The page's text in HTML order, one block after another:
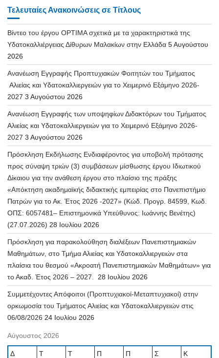
Τελευταίες Ανακοινώσεις σε Τίτλους
Βίντεο του έργου OPTIMA σχετικά με τα χαρακτηριστικά της
Υδατοκαλλιέργειας Δίθυρων Μαλακίων στην Ελλάδα 5 Αυγούστου
2026
Ανανέωση Εγγραφής Προπτυχιακών Φοιτητών του Τμήματος
Αλιείας και Υδατοκαλλιεργειών για το Χειμερινό Εξάμηνο 2026-
2027 3 Αυγούστου 2026
Ανανέωση Εγγραφής των υποψηφίων Διδακτόρων του Τμήματος
Αλιείας και Υδατοκαλλιεργειών για το Χειμερινό Εξάμηνο 2026-
2027 3 Αυγούστου 2026
Πρόσκληση Εκδήλωσης Ενδιαφέροντος για υποβολή πρότασης
προς σύναψη τριών (3) συμβάσεων μίσθωσης έργου Ιδιωτικού
Δίκαιου για την ανάθεση έργου στο πλαίσιο της πράξης
«Απόκτηση ακαδημαϊκής διδακτικής εμπειρίας στο Πανεπιστήμιο
Πατρών για το Ακ. Έτος 2026 -2027» (Κώδ. Προγρ. 84599, Κωδ.
ΟΠΣ: 6057481– Επιστημονικά Υπεύθυνος: Ιωάννης Βενέτης)
(27.07.2026) 28 Ιουλίου 2026
Πρόσκληση για παρακολούθηση διαλέξεων Πανεπιστημιακών
Μαθημάτων, στο Τμήμα Αλιείας και Υδατοκαλλιεργειών στα
πλαίσια του θεσμού «Ακροατή Πανεπιστημιακών Μαθημάτων» για
το Ακαδ. Έτος 2026 – 2027.
28 Ιουλίου 2026
Συμμετέχοντες Απόφοιτοι (Προπτυχιακοί-Μεταπτυχιακοί) στην
ορκωμοσία του Τμήματος Αλιείας και Υδατοκαλλιεργειών στις
06/08/2026 24 Ιουλίου 2026
Αύγουστος 2026
Δ Τ Τ Π Π Σ
Κ